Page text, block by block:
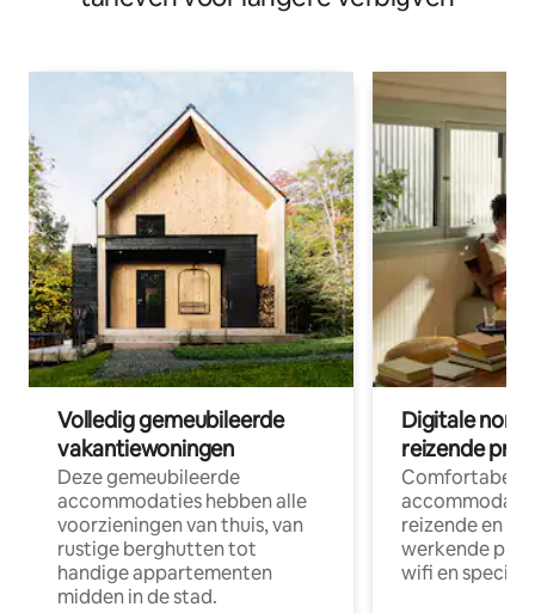
Volledig gemeubileerde
vakantiewoningen
Deze gemeubileerde
accommodaties hebben alle
voorzieningen van thuis, van
rustige berghutten tot
handige appartementen
midden in de stad.
Digitale
reizende
Comfortabele
reizende en
werkende
wifi en